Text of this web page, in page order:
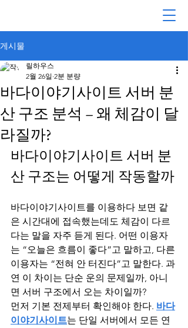
플랫폼분석
게시물
바다이야기사이트 서버 분
산 구조 분석 – 왜 체감이 달
라질까?
릴하우스
2월 26일 2분 분량
바다이야기사이트 서버 분
산 구조는 어떻게 작동할까
바다이야기사이트를 이용하다 보면 같
은 시간대에 접속했는데도 체감이 다르
다는 말을 자주 듣게 된다. 어떤 이용자
는 “오늘은 흐름이 좋다”고 말하고, 다른
이용자는 “전혀 안 터진다”고 말한다. 과
연 이 차이는 단순 운의 문제일까, 아니
면 서버 구조에서 오는 차이일까?
먼저 기본 전제부터 확인해야 한다. 바다
이야기사이트는 단일 서버에서 모든 연